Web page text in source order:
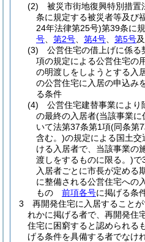
(2)
被災市街地復興特別措置
条に規定する被災者等及び
24年法律第25号)第39条に
号
第2号 第4号 第5号
(3)
公営住宅の借上げに係る
項の規定による公営住宅の
の明渡しをしようとする入
の公営住宅に入居の申込み
る条件
(4)
公営住宅建替事業によ
の最終の入居者(当該事業に
いて法第37条第1項(同条第
含む。)の規定による国土交
ける入居者で、当該事業の
渡しをするものに限る。)で
入居者ごとに市長が定める
に整備される公営住宅への
もの 前項各号に掲げる条
3
再開発住宅に入居することが
れかに掲げる者で、再開発住
住宅に困窮すると認められる
げる条件を具備する者でなけ